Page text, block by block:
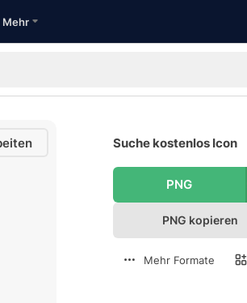
Mehr
Suche kostenlos Icon
PNG
PNG kopieren
Mehr Formate